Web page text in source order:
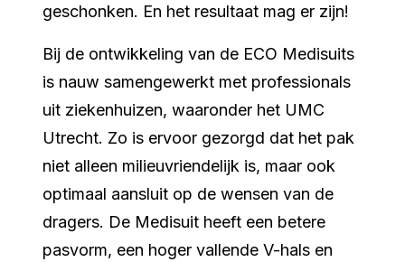
geschonken. En het resultaat mag er zijn!
Bij de ontwikkeling van de ECO Medisuits
is nauw samengewerkt met professionals
uit ziekenhuizen, waaronder het UMC
Utrecht. Zo is ervoor gezorgd dat het pak
niet alleen milieuvriendelijk is, maar ook
optimaal aansluit op de wensen van de
dragers. De Medisuit heeft een betere
pasvorm, een hoger vallende V-hals en